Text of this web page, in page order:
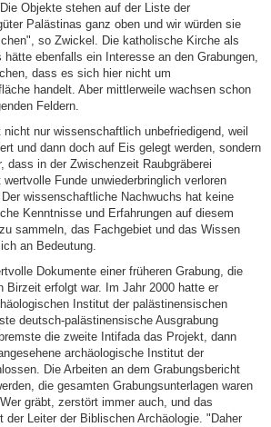
Objekte stehen auf der Liste der
Palästinas ganz oben und wir würden sie
so Zwickel. Die katholische Kirche als
hätte ebenfalls ein Interesse an den Grabungen,
dass es sich hier nicht um
handelt. Aber mittlerweile wachsen schon
Feldern.
nur wissenschaftlich unbefriedigend, weil
und dann doch auf Eis gelegt werden, sondern
dass in der Zwischenzeit Raubgräberei
wertvolle Funde unwiederbringlich verloren
wissenschaftliche Nachwuchs hat keine
Kenntnisse und Erfahrungen auf diesem
sammeln, das Fachgebiet und das Wissen
an Bedeutung.
Dokumente einer früheren Grabung, die
Birzeit erfolgt war. Im Jahr 2000 hatte er
Institut der palästinensischen
deutsch-palästinensische Ausgrabung
die zweite Intifada das Projekt, dann
archäologische Institut der
Die Arbeiten an dem Grabungsbericht
die gesamten Grabungsunterlagen waren
gräbt, zerstört immer auch, und das
der Leiter der Biblischen Archäologie. "Daher